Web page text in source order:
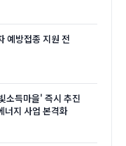
예방접종 지원 전
소득마을' 즉시 추진
지 사업 본격화